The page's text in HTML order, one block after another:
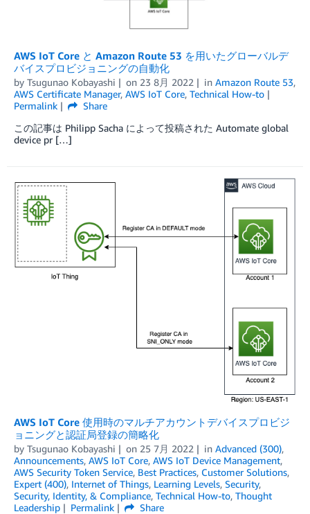
AWS IoT Core と Amazon Route 53 を用いたグローバルデ
バイスプロビジョニングの自動化
by Tsugunao Kobayashi on 23 8月 2022 in Amazon Route 53,
AWS Certificate Manager, AWS IoT Core, Technical How-to
Permalink
Share
この記事は Philipp Sacha によって投稿された Automate global
device pr […]
AWS IoT Core 使用時のマルチアカウントデバイスプロビジ
ョニングと認証局登録の簡略化
by Tsugunao Kobayashi on 25 7月 2022 in Advanced (300),
Announcements, AWS IoT Core, AWS IoT Device Management,
AWS Security Token Service, Best Practices, Customer Solutions,
Expert (400), Internet of Things, Learning Levels, Security,
Security, Identity, & Compliance, Technical How-to, Thought
Leadership
Permalink
Share